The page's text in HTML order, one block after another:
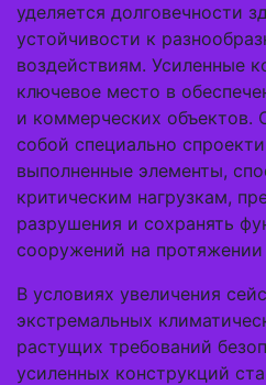
уделяется долговечности
устойчивости к
воздействиям. Усиленные
ключевое место в
и коммерческих объектов.
собой специально
выполненные элементы,
критическим нагрузкам,
разрушения и сохранять
сооружений на протяжении
В условиях увеличения
экстремальных
растущих требований
усиленных конструкций